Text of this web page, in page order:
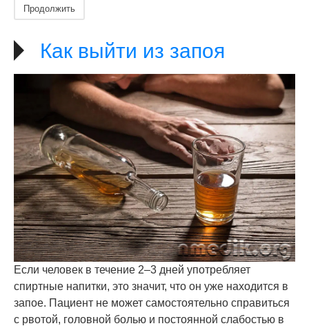
Продолжить
Как выйти из запоя
Если человек в течение 2–3 дней употребляет
спиртные напитки, это значит, что он уже находится в
запое. Пациент не может самостоятельно справиться
с рвотой, головной болью и постоянной слабостью в